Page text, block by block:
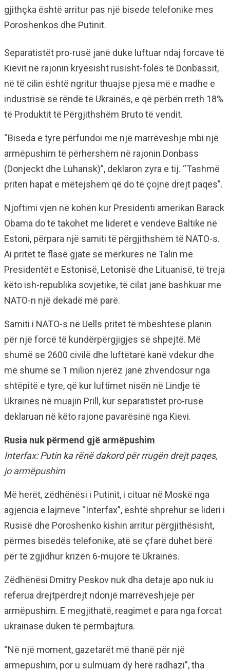
gjithçka është arritur pas një bisede telefonike mes
Poroshenkos dhe Putinit.
Separatistët pro-rusë janë duke luftuar ndaj forcave të
Kievit në rajonin kryesisht rusisht-folës të Donbassit,
në të cilin është ngritur thuajse pjesa më e madhe e
industrisë së rëndë të Ukrainës, e që përbën rreth 18%
të Produktit të Përgjithshëm Bruto të vendit.
“Biseda e tyre përfundoi me një marrëveshje mbi një
armëpushim të përhershëm në rajonin Donbass
(Donjeckt dhe Luhansk)”, deklaron zyra e tij. “Tashmë
priten hapat e mëtejshëm që do të çojnë drejt paqes”.
Njoftimi vjen në kohën kur Presidenti amerikan Barack
Obama do të takohet me liderët e vendeve Baltike në
Estoni, përpara një samiti të përgjithshëm të NATO-s.
Ai pritet të flasë gjatë së mërkurës në Talin me
Presidentët e Estonisë, Letonisë dhe Lituanisë, të treja
këto ish-republika sovjetike, të cilat janë bashkuar me
NATO-n një dekadë më parë.
Samiti i NATO-s në Uells pritet të mbështesë planin
për një forcë të kundërpërgjigjes së shpejtë. Më
shumë se 2600 civilë dhe luftëtarë kanë vdekur dhe
më shumë se 1 milion njerëz janë zhvendosur nga
shtëpitë e tyre, që kur luftimet nisën në Lindje të
Ukrainës në muajin Prill, kur separatistët pro-rusë
deklaruan në këto rajone pavarësinë nga Kievi.
Rusia nuk përmend gjë armëpushim
Interfax: Putin ka rënë dakord për rrugën drejt paqes,
jo armëpushim
Më herët, zëdhënësi i Putinit, i cituar në Moskë nga
agjencia e lajmeve “Interfax”, është shprehur se lideri i
Rusisë dhe Poroshenko kishin arritur përgjithësisht,
përmes bisedës telefonike, atë se çfarë duhet bërë
për të zgjidhur krizën 6-mujore të Ukrainës.
Zëdhënësi Dmitry Peskov nuk dha detaje apo nuk iu
referua drejtpërdrejt ndonjë marrëveshjeje për
armëpushim. E megjithatë, reagimet e para nga forcat
ukrainase duken të përmbajtura.
“Në një moment, gazetarët më thanë për një
armëpushim, por u sulmuam dy herë radhazi”, tha